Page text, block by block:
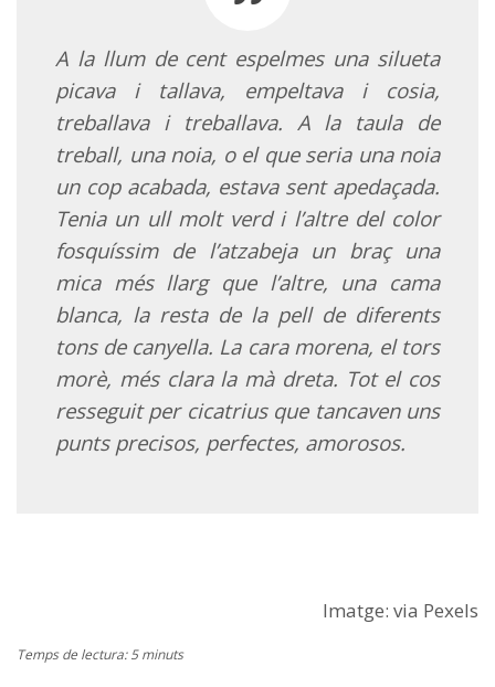
A la llum de cent espelmes una silueta
picava i tallava, empeltava i cosia,
treballava i treballava. A la taula de
treball, una noia, o el que seria una noia
un cop acabada, estava sent apedaçada.
Tenia un ull molt verd i l’altre del color
fosquíssim de l’atzabeja un braç una
mica més llarg que l’altre, una cama
blanca, la resta de la pell de diferents
tons de canyella. La cara morena, el tors
morè, més clara la mà dreta. Tot el cos
resseguit per cicatrius que tancaven uns
punts precisos, perfectes, amorosos.
Imatge: via Pexels
Temps de lectura: 5 minuts